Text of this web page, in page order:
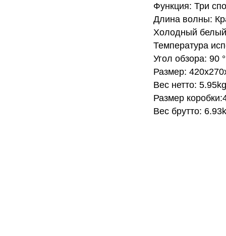
Функция: Три
Длина волны:
Холодный
Температура
Угол обзора: 90 °
Размер:
Вес нетто: 5.95kg
Размер
Вес брутто: